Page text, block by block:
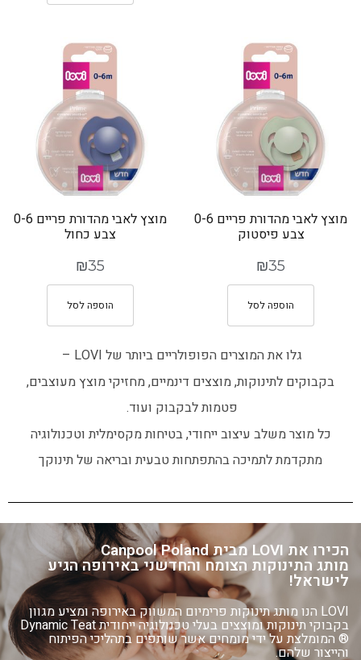
מוצץ לאבי מהדורת פריים 0-6
צבע פיסטוק
₪35
הוספה לסל
מוצץ לאבי מהדורת פריים 0-6
צבע כחול
₪35
הוספה לסל
גלו את המוצרים הפופולריים ביותר של LOVI –
בקבוקים לתינוקות, מוצצים דינמיים, מחזיקי מוצץ מעוצבים,
פטמות לבקבוק ועוד.
כל מוצר משלב עיצוב ייחודי, בטיחות מקסימלית וטכנולוגיה
מתקדמת לתמיכהבהתפתחות טבעית ובריאה של תינוקך
הכירו את LOVI מבית Canpool Poland
מותג התינוקות הצומח והחדשני באירופה הגיע
לישראל!
LOVI הנו מותג תינוקות פרימיום המשווק באירופה ומציע מגוון
בקבוקי תינוקות ומוצצים בעלי טכנולוגיה ייחודית Dynamic Teat
® המומלצת על ידי מומחים אשר שותפים בתהליכי הפיתוח
והייצור שלהם.